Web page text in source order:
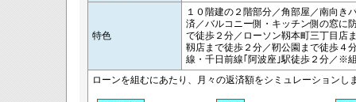
特色
１０階建の２階部分／角部屋／南向き
済／バルコニー側・キッチン側の窓に
で徒歩２分／ローソン靱本町三丁目店
靱店まで徒歩２分／靭公園まで徒歩４
線・千日前線｢阿波座｣駅徒歩２分／※
ローンを組むにあたり、月々の返済額をシミュレーションし